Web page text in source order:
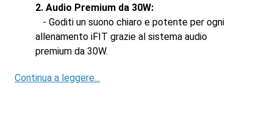
2. Audio Premium da 30W:
- Goditi un suono chiaro e potente per ogni
allenamento iFIT grazie al sistema audio
premium da 30W.
Continua a leggere...